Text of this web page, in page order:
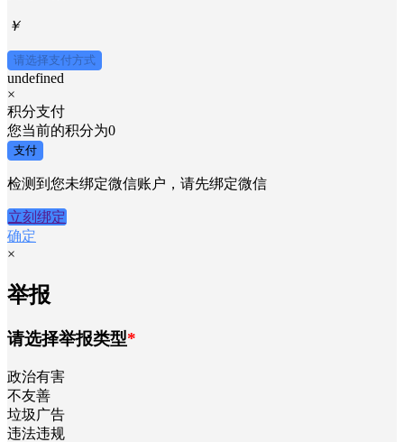
￥
请选择支付方式
undefined
×
积分支付
您当前的积分为0
支付
检测到您未绑定微信账户，请先绑定微信
立刻绑定
确定
×
举报
请选择举报类型*
政治有害
不友善
垃圾广告
违法违规